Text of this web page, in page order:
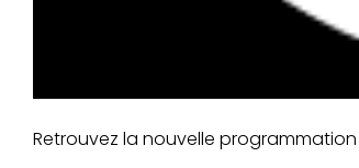
Retrouvez la nouvelle